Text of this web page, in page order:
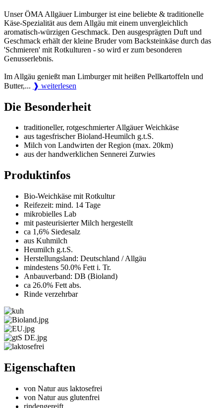
Unser ÖMA Allgäuer Limburger ist eine beliebte & traditionelle
Käse-Spezialität aus dem Allgäu mit einem unvergleichlich
aromatisch-würzigen Geschmack. Den ausgesprägten Duft und
Geschmack erhält der kleine Bruder vom Backsteinkäse durch das
'Schmieren' mit Rotkulturen - so wird er zum besonderen
Genusserlebnis.
Im Allgäu genießt man Limburger mit heißen Pellkartoffeln und
Butter,... ❱ weiterlesen
Die Besonderheit
traditioneller, rotgeschmierter Allgäuer Weichkäse
aus tagesfrischer Bioland-Heumilch g.t.S.
Milch von Landwirten der Region (max. 20km)
aus der handwerklichen Sennerei Zurwies
Produktinfos
Bio-Weichkäse mit Rotkultur
Reifezeit: mind. 14 Tage
mikrobielles Lab
mit pasteurisierter Milch hergestellt
ca 1,6% Siedesalz
aus Kuhmilch
Heumilch g.t.S.
Herstellungsland: Deutschland / Allgäu
mindestens 50.0% Fett i. Tr.
Anbauverband: DB (Bioland)
ca 26.0% Fett abs.
Rinde verzehrbar
Eigenschaften
von Natur aus laktosefrei
von Natur aus glutenfrei
rindengereift